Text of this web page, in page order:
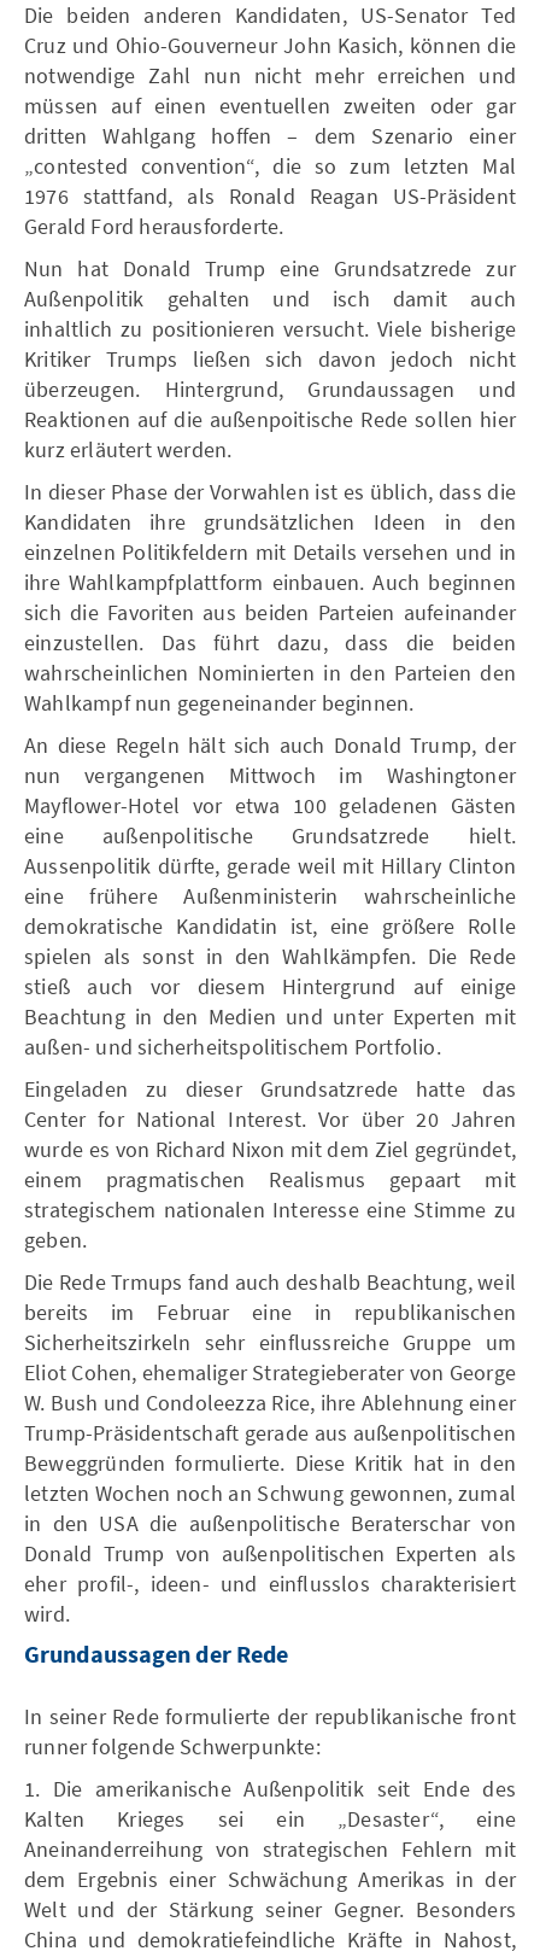
Die beiden anderen Kandidaten, US-Senator Ted
Cruz und Ohio-Gouverneur John Kasich, können die
notwendige Zahl nun nicht mehr erreichen und
müssen auf einen eventuellen zweiten oder gar
dritten Wahlgang hoffen – dem Szenario einer
„contested convention“, die so zum letzten Mal
1976 stattfand, als Ronald Reagan US-Präsident
Gerald Ford herausforderte.
Nun hat Donald Trump eine Grundsatzrede zur
Außenpolitik gehalten und isch damit auch
inhaltlich zu positionieren versucht. Viele bisherige
Kritiker Trumps ließen sich davon jedoch nicht
überzeugen. Hintergrund, Grundaussagen und
Reaktionen auf die außenpoitische Rede sollen hier
kurz erläutert werden.
In dieser Phase der Vorwahlen ist es üblich, dass die
Kandidaten ihre grundsätzlichen Ideen in den
einzelnen Politikfeldern mit Details versehen und in
ihre Wahlkampfplattform einbauen. Auch beginnen
sich die Favoriten aus beiden Parteien aufeinander
einzustellen. Das führt dazu, dass die beiden
wahrscheinlichen Nominierten in den Parteien den
Wahlkampf nun gegeneinander beginnen.
An diese Regeln hält sich auch Donald Trump, der
nun vergangenen Mittwoch im Washingtoner
Mayflower-Hotel vor etwa 100 geladenen Gästen
eine außenpolitische Grundsatzrede hielt.
Aussenpolitik dürfte, gerade weil mit Hillary Clinton
eine frühere Außenministerin wahrscheinliche
demokratische Kandidatin ist, eine größere Rolle
spielen als sonst in den Wahlkämpfen. Die Rede
stieß auch vor diesem Hintergrund auf einige
Beachtung in den Medien und unter Experten mit
außen- und sicherheitspolitischem Portfolio.
Eingeladen zu dieser Grundsatzrede hatte das
Center for National Interest. Vor über 20 Jahren
wurde es von Richard Nixon mit dem Ziel gegründet,
einem pragmatischen Realismus gepaart mit
strategischem nationalen Interesse eine Stimme zu
geben.
Die Rede Trmups fand auch deshalb Beachtung, weil
bereits im Februar eine in republikanischen
Sicherheitszirkeln sehr einflussreiche Gruppe um
Eliot Cohen, ehemaliger Strategieberater von George
W. Bush und Condoleezza Rice, ihre Ablehnung einer
Trump-Präsidentschaft gerade aus außenpolitischen
Beweggründen formulierte. Diese Kritik hat in den
letzten Wochen noch an Schwung gewonnen, zumal
in den USA die außenpolitische Beraterschar von
Donald Trump von außenpolitischen Experten als
eher profil-, ideen- und einflusslos charakterisiert
wird.
Grundaussagen der Rede
In seiner Rede formulierte der republikanische front
runner folgende Schwerpunkte:
1. Die amerikanische Außenpolitik seit Ende des
Kalten Krieges sei ein „Desaster“, eine
Aneinanderreihung von strategischen Fehlern mit
dem Ergebnis einer Schwächung Amerikas in der
Welt und der Stärkung seiner Gegner. Besonders
China und demokratiefeindliche Kräfte in Nahost,